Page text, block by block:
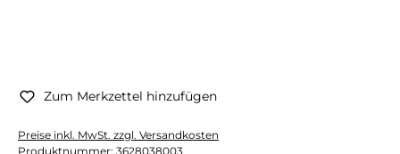
Zum Merkzettel hinzufügen
Preise inkl. MwSt. zzgl. Versandkosten
Produktnummer: 3628038003